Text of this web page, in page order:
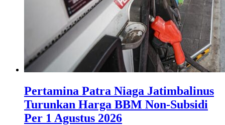
Pertamina Patra Niaga Jatimbalinus
Turunkan Harga BBM Non-Subsidi
Per 1 Agustus 2026